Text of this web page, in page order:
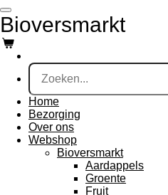
Ga
direct
naar
de
hoofdinhoud
Bioversmarkt
Home
Bezorging
Over ons
Webshop
Bioversmarkt
Aardappels
Groente
Fruit